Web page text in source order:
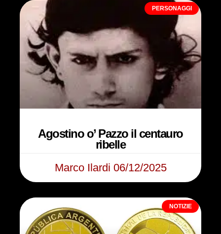
PERSONAGGI
Agostino o’ Pazzo il centauro
ribelle
Marco Ilardi 06/12/2025
NOTIZIE